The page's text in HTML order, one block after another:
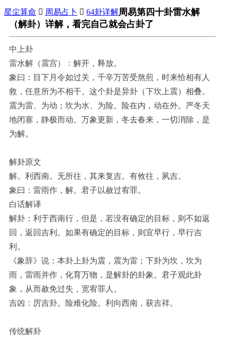
星尘算命  周易占卜  64卦详解周易第四十卦雷水解
（解卦）详解，看完自己就会占卦了
中上卦
雷水解（震宫）：解开，释放。
象曰：目下月令如过关，千辛万苦受熬煎，时来恰相有人
救，任意所为不相干。这个卦是异卦（下坎上震）相叠。
震为雷、为动；坎为水、为险。险在内，动在外。严冬天
地闭塞，静极而动。万象更新，冬去春来，一切消除，是
为解。
解卦原文
解。利西南。无所往，其来复吉。有攸往，夙吉。
象曰：雷雨作，解。君子以赦过宥罪。
白话解译
解卦：利于西南行，但是，若没有确定的目标，则不如返
回，返回吉利。如果有确定的目标，则宜早行，早行吉
利。
《象辞》说：本卦上卦为震，震为雷；下卦为坎，坎为
雨，雷雨并作，化育万物，是解卦的卦象。君子观此卦
象，从而赦免过失，宽宥罪人。
吉凶：厉吉卦。险难化险。利向西南，获吉祥。
传统解卦